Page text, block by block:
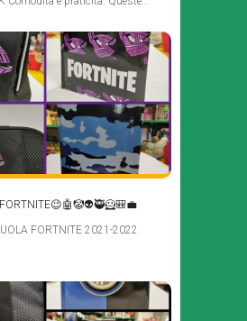
FORTNITE 2021-2022